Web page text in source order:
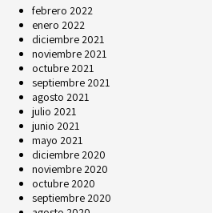
febrero 2022
enero 2022
diciembre 2021
noviembre 2021
octubre 2021
septiembre 2021
agosto 2021
julio 2021
junio 2021
mayo 2021
diciembre 2020
noviembre 2020
octubre 2020
septiembre 2020